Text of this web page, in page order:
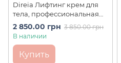
Direia Лифтинг крем для
тела, профессиональная
борьба с целлюлитом
DEEP THE MESO BODY
2 850.00 грн 3 850.00 грн
В наличии
Купить